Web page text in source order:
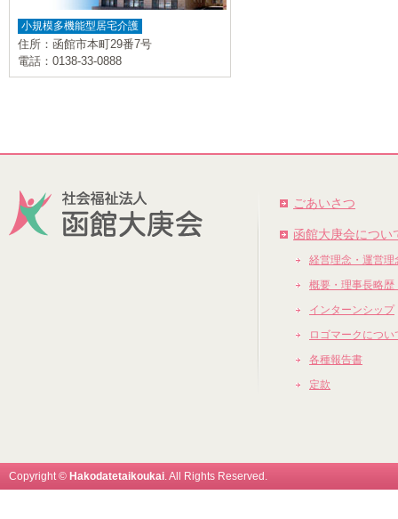
小規模多機能型居宅介護
住所：函館市本町29番7号
電話：0138-33-0888
ごあいさつ
函館大庚会につい
経営理念・運営理
概要・理事長略歴
インターンシップ
ロゴマークについ
各種報告書
定款
Copyright © Hakodatetaikoukai. All Rights Reserved.